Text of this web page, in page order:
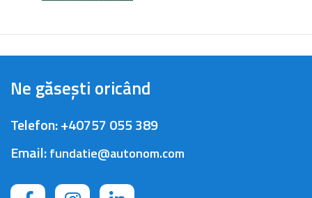
Ne găsești oricând
Telefon:+40757 055 389
Email:fundatie@autonom.com